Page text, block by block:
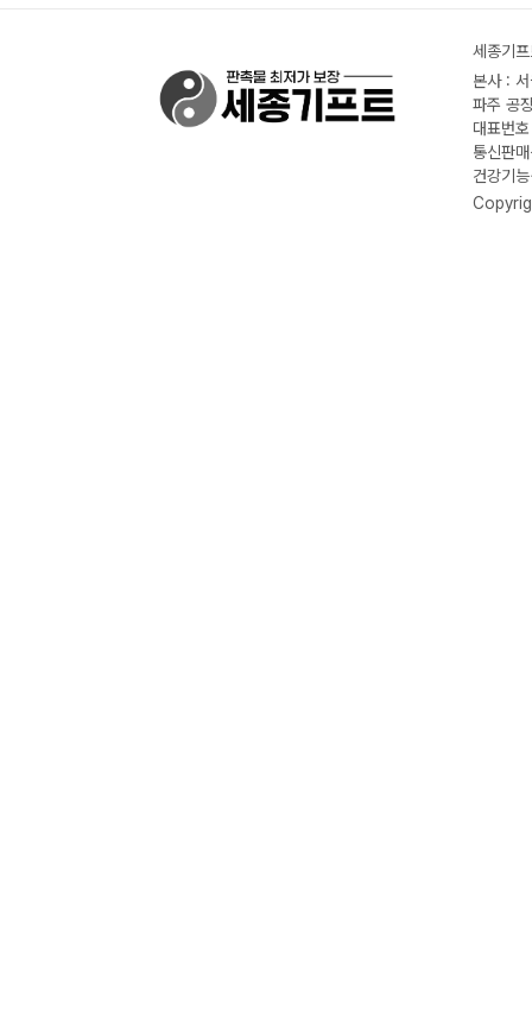
세종기
본사 :
파주 공
대표번
통신판
건강기